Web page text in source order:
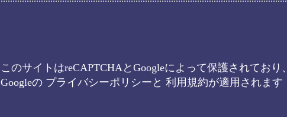
このサイトはreCAPTCHAとGoogleによって保護されており、
Googleの プライバシーポリシー と 利用規約が適用されます